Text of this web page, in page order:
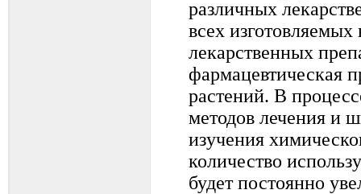
различных
всех
лекарственных
фармацевтическая
растений. В
методов лечения и
изучения
количество
будет постоянно